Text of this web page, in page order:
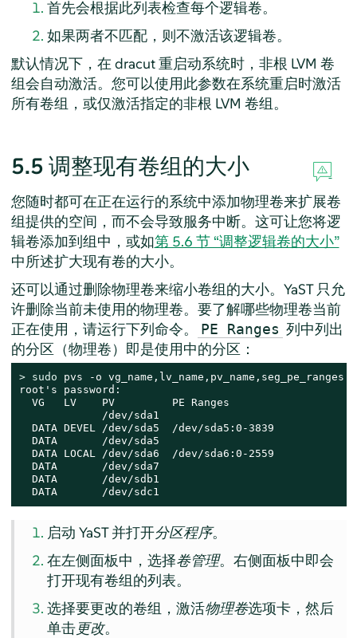
首先会根据此列表检查每个逻辑卷。
如果两者不匹配，则不激活该逻辑卷。
默认情况下，在 dracut 重启动系统时，非根 LVM 卷
组会自动激活。您可以使用此参数在系统重启时激活
所有卷组，或仅激活指定的非根 LVM 卷组。
5.5 调整现有卷组的大小
您随时都可在正在运行的系统中添加物理卷来扩展卷
组提供的空间，而不会导致服务中断。这可让您将逻
辑卷添加到组中，或如第 5.6 节 “调整逻辑卷的大小”
中所述扩大现有卷的大小。
还可以通过删除物理卷来缩小卷组的大小。YaST 只允
许删除当前未使用的物理卷。要了解哪些物理卷当前
正在使用，请运行下列命令。
PE Ranges 列中列出
的分区（物理卷）即是使用中的分区：
> sudo pvs -o vg_name,lv_name,pv_name,seg_pe_ranges
root's password:
  VG   LV    PV         PE Ranges
             /dev/sda1
  DATA DEVEL /dev/sda5  /dev/sda5:0-3839
  DATA       /dev/sda5
  DATA LOCAL /dev/sda6  /dev/sda6:0-2559
  DATA       /dev/sda7
  DATA       /dev/sdb1
  DATA       /dev/sdc1
启动 YaST 并打开分区程序。
在左侧面板中，选择卷管理。右侧面板中即会
打开现有卷组的列表。
选择要更改的卷组，激活物理卷选项卡，然后
单击更改。